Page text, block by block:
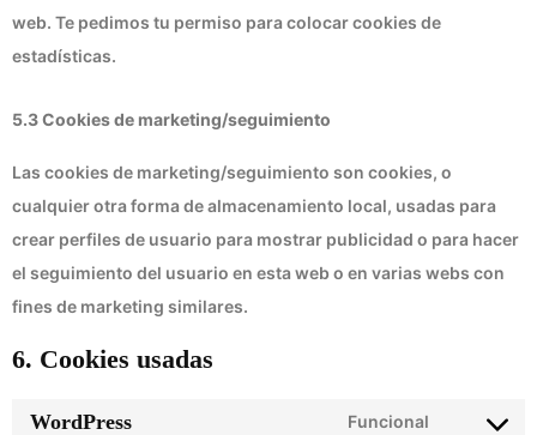
web. Te pedimos tu permiso para colocar cookies de
estadísticas.
5.3 Cookies de marketing/seguimiento
Las cookies de marketing/seguimiento son cookies, o
cualquier otra forma de almacenamiento local, usadas para
crear perfiles de usuario para mostrar publicidad o para hacer
el seguimiento del usuario en esta web o en varias webs con
fines de marketing similares.
6. Cookies usadas
WordPress Funcional